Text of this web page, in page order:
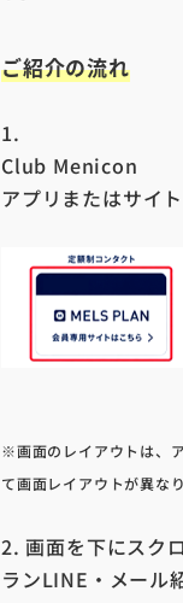
ご紹介の流れ
1.
Club Menicon
アプリまたはサイ
※画面のレイアウトは、
て画面レイアウトが異なり
2. 画面を下にスク
ランLINE・メール